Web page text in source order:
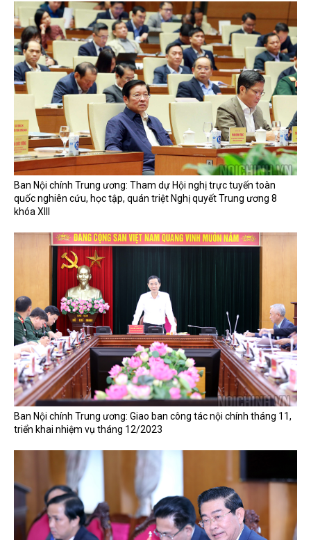
Ban Nội chính Trung ương: Tham dự Hội nghị trực tuyến toàn
quốc nghiên cứu, học tập, quán triệt Nghị quyết Trung ương 8
khóa XIII
Ban Nội chính Trung ương: Giao ban công tác nội chính tháng 11,
triển khai nhiệm vụ tháng 12/2023